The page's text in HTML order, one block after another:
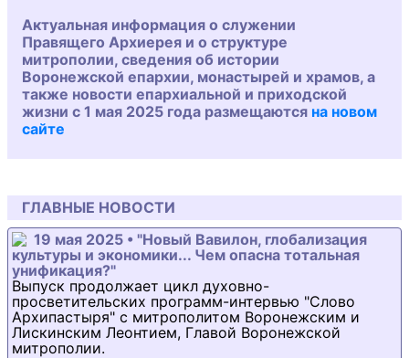
Актуальная информация о служении
Правящего Архиерея и о структуре
митрополии, сведения об истории
Воронежской епархии, монастырей и храмов, а
также новости епархиальной и приходской
жизни с 1 мая 2025 года размещаются на новом
сайте
ГЛАВНЫЕ НОВОСТИ
19 мая 2025 • "Новый Вавилон, глобализация
культуры и экономики... Чем опасна тотальная
унификация?"
Выпуск продолжает цикл духовно-
просветительских программ-интервью "Слово
Архипастыря" с митрополитом Воронежским и
Лискинским Леонтием, Главой Воронежской
митрополии.